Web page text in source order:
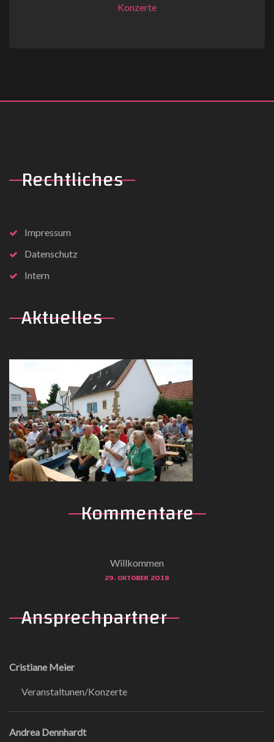
Konzerte
Rechtliches
Impressum
Datenschutz
Intern
Aktuelles
Kommentare
Willkommen
29. OKTOBER 2018
Ansprechpartner
Cristiane Meier
Veranstaltunen/Konzerte
Andrea Dennhardt